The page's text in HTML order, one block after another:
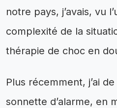
notre pays, j’avais, vu
complexité de la
thérapie de choc en
Plus récemment, j’ai
sonnette d’alarme, en